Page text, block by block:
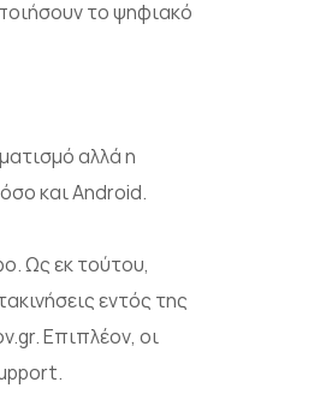
το ψηφιακό
αλλά η
και Android.
Ως εκ τούτου,
εντός της
Επιπλέον, οι